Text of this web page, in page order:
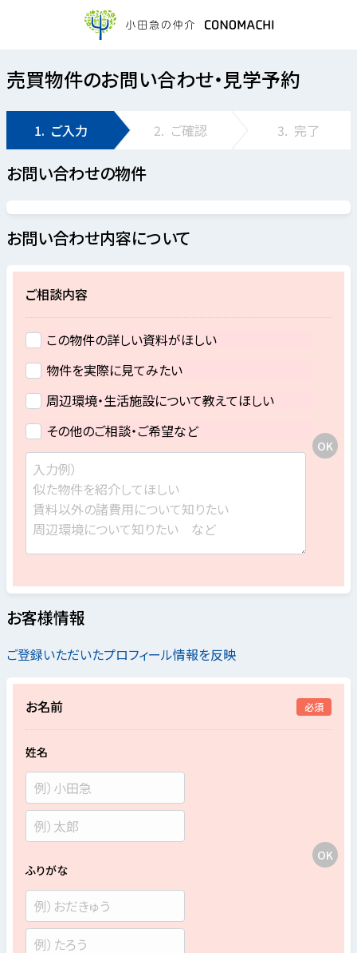
売買物件のお問い合わせ・見学予約
1. ご入力 2. ご確認 3. 完了
お問い合わせの物件
お問い合わせ内容について
ご相談内容
この物件の詳しい資料がほしい
物件を実際に見てみたい
周辺環境・生活施設について教えてほしい
その他のご相談・ご希望など
お客様情報
ご登録いただいたプロフィール情報を反映
お名前 必須
姓名
ふりがな